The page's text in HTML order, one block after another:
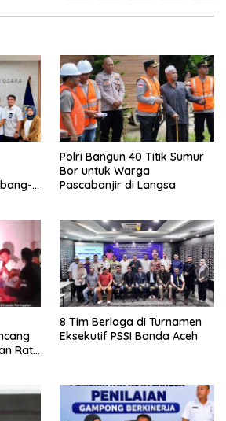
Polri Bangun 40 Titik Sumur
Bor untuk Warga
Pascabanjir di Langsa
Ratu
8 Tim Berlaga di Turnamen
Eksekutif PSSI Banda Aceh